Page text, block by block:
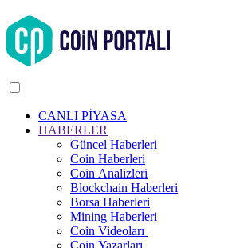
CANLI PİYASA
HABERLER
Güncel Haberleri
Coin Haberleri
Coin Analizleri
Blockchain Haberleri
Borsa Haberleri
Mining Haberleri
Coin Videoları